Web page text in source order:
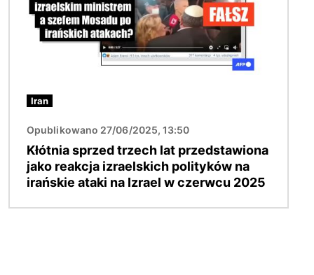
Iran
Opublikowano 27/06/2025, 13:50
Kłótnia sprzed trzech lat przedstawiona
jako reakcja izraelskich polityków na
irańskie ataki na Izrael w czerwcu 2025